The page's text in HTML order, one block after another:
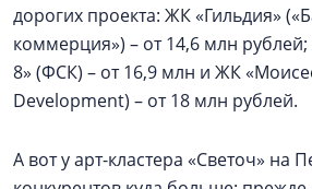
дорогих проекта: ЖК «Гильдия»
коммерция») – от 14,6 млн
8» (ФСК) – от 16,9 млн и ЖК
Development) – от 18 млн рублей.
А вот у арт-кластера «Светоч» на